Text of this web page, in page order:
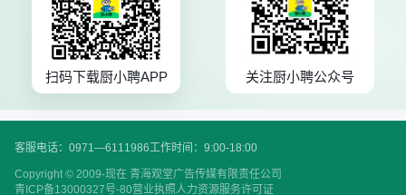
扫码下载厨小聘APP 关注厨小聘公众号
客服电话：0971—6111986工作时间：9:00-18:00
Copyright © 2009-现在 青海观堂广告传媒有限责任公司
青ICP备13000327号-80营业执照人力资源服务许可证